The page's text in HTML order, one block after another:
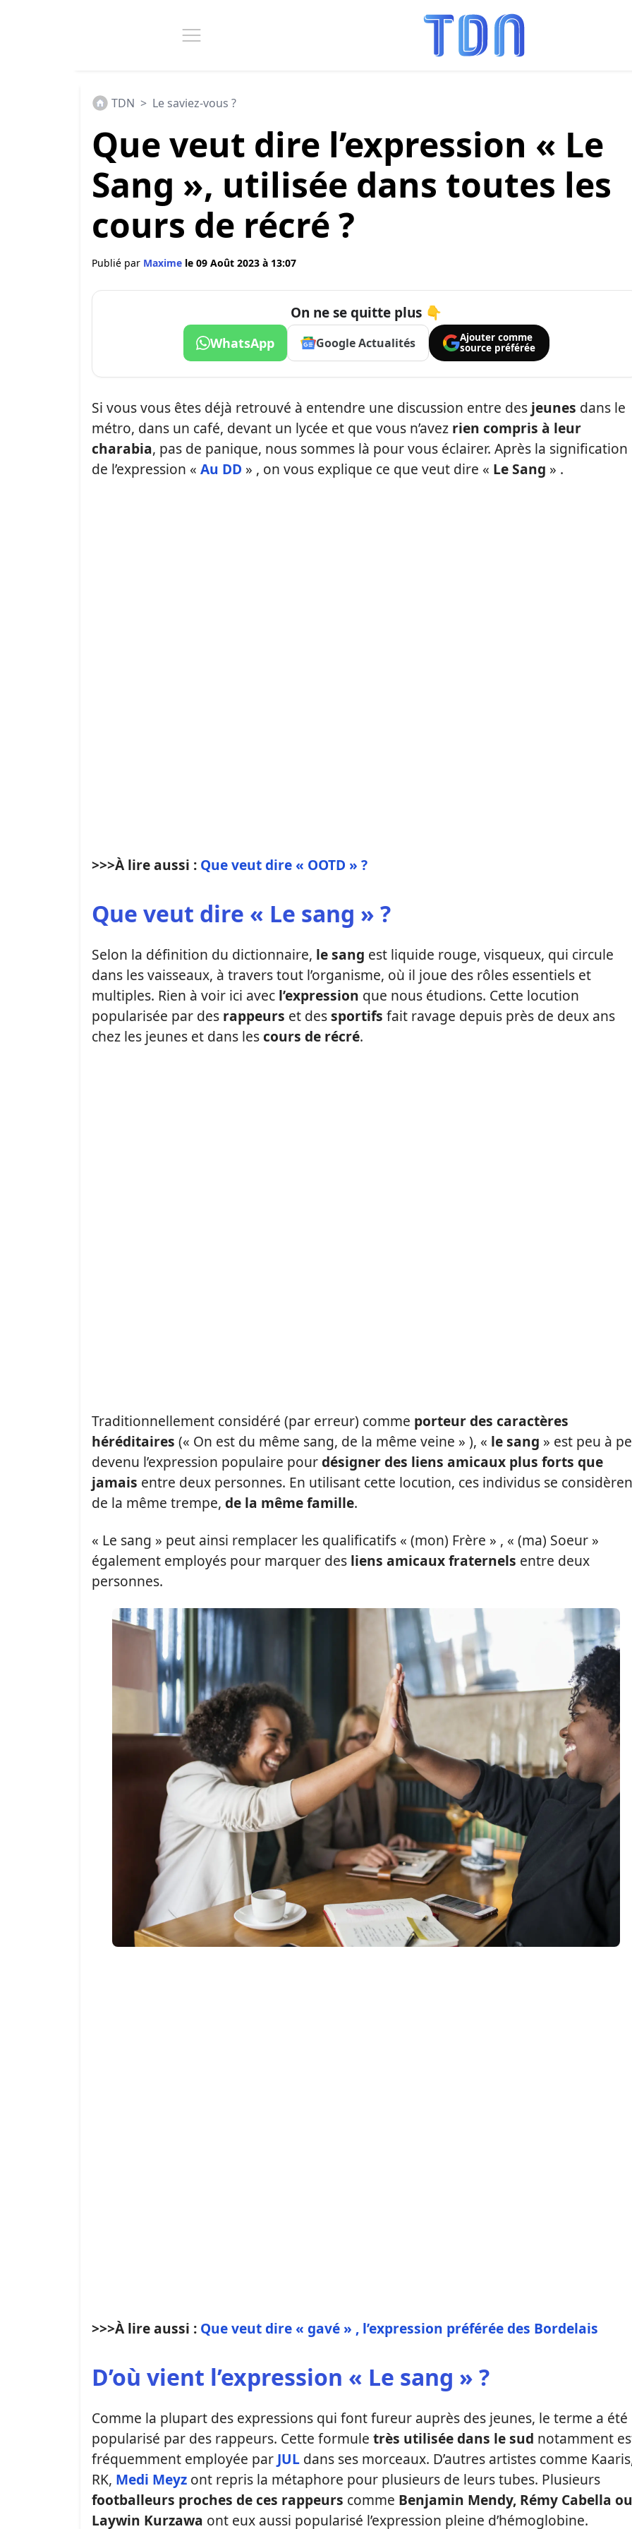
TDN > Le saviez-vous ?
Que veut dire l’expression « Le
Sang », utilisée dans toutes les
cours de récré ?
Publié par Maxime le 09 Août 2023 à 13:07
On ne se quitte plus 👇
WhatsApp Google Actualités
Ajouter comme
source préférée
Si vous vous êtes déjà retrouvé à entendre une discussion entre des jeunes dans le
métro, dans un café, devant un lycée et que vous n’avez rien compris à leur
charabia, pas de panique, nous sommes là pour vous éclairer. Après la signification
de l’expression « Au DD » , on vous explique ce que veut dire « Le Sang » .
>>>À lire aussi : Que veut dire « OOTD » ?
Que veut dire « Le sang » ?
Selon la définition du dictionnaire, le sang est liquide rouge, visqueux, qui circule
dans les vaisseaux, à travers tout l’organisme, où il joue des rôles essentiels et
multiples. Rien à voir ici avec l’expression que nous étudions. Cette locution
popularisée par des rappeurs et dessportifs fait ravage depuis près de deux ans
chez les jeunes et dans lescours de récré.
Traditionnellement considéré (par erreur) comme porteur des caractères
héréditaires (« On est du même sang, de la même veine » ), « le sang » est peu à
devenu l’expression populaire pourdésigner des liens amicaux plus forts que
jamais entre deux personnes. En utilisant cette locution, ces individus se
de la même trempe, de la même famille.
« Le sang » peut ainsi remplacer les qualificatifs « (mon) Frère » , « (ma) Soeur »
également employés pour marquer des liens amicaux fraternels entre deux
personnes.
>>>À lire aussi : Que veut dire « gavé » , l’expression préférée des Bordelais
D’où vient l’expression « Le sang » ?
Comme la plupart des expressions qui font fureur auprès des jeunes, le terme a été
popularisé par des rappeurs. Cette formule très utilisée dans le sud notamment
fréquemment employée par JUL dans ses morceaux. D’autres artistes comme
RK, Medi Meyz ont repris la métaphore pour plusieurs de leurs tubes. Plusieurs
footballeurs proches de ces rappeurs comme Benjamin Mendy, Rémy Cabella ou
Laywin Kurzawa ont eux aussi popularisé l’expression pleine d’hémoglobine.